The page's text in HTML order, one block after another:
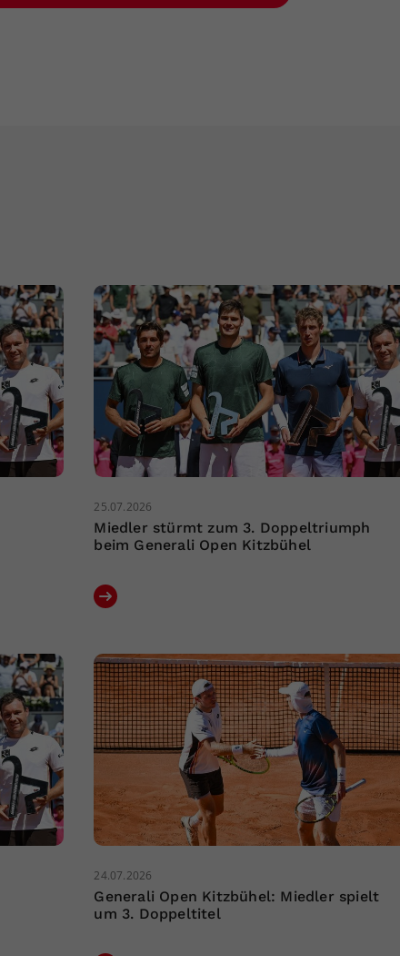
25.07.2026
Miedler stürmt zum 3. Doppeltriumph
beim Generali Open Kitzbühel
24.07.2026
Generali Open Kitzbühel: Miedler spielt
um 3. Doppeltitel